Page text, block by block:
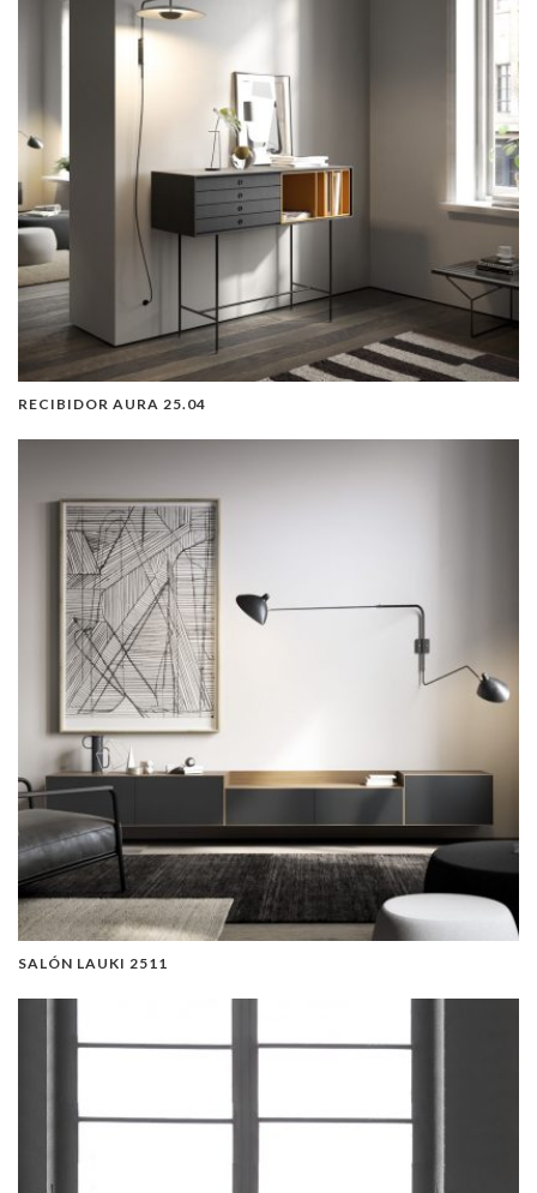
RECIBIDOR AURA 25.04
SALÓN LAUKI 2511